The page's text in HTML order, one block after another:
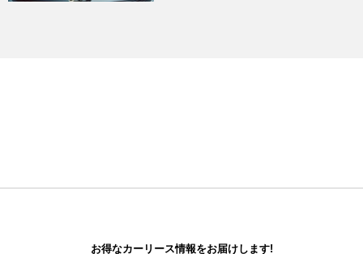
お得なカーリース情報をお届けします!